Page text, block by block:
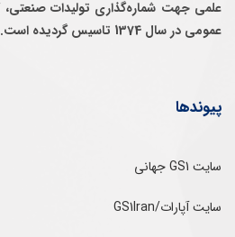
علمی جهت شماره‌گذاری توليدات
عمومی در سال 1374 تاسيس گرديده است.
پیوندها
سایت GS1 جهانی
سایت آپارات/GS1Iran